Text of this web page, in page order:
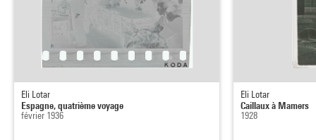
Eli Lotar
Espagne, quatrième voyage
février 1936
Eli Lotar
Caillaux à Mamers
1928